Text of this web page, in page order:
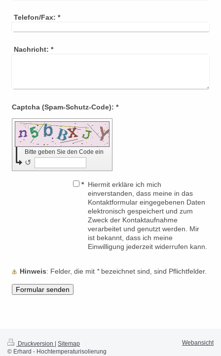
Telefon/Fax: *
Nachricht: *
Captcha (Spam-Schutz-Code): *
Bitte geben Sie den Code ein
↺
* Hiermit erkläre ich mich
einverstanden, dass meine in das
Kontaktformular eingegebenen Daten
elektronisch gespeichert und zum
Zweck der Kontaktaufnahme
verarbeitet und genutzt werden. Mir
ist bekannt, dass ich meine
Einwilligung jederzeit widerrufen kann.
Hinweis : Felder, die mit *bezeichnet sind, sind Pflichtfelder.
Druckversion
Sitemap
© Erhard - Hochtemperaturisolierung
Webansicht